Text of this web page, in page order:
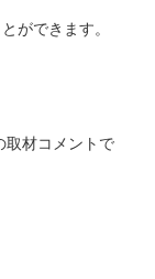
ができます。
材コメントで